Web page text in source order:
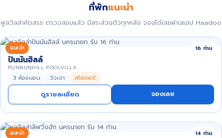
ที่พักแนะนำ
พูลวิลล่าคัดสรร ตรวจสอบแล้ว มีสระส่วนตัวทุกหลัง จองได้เลยผ่านแอป Haadoo
แนะนำ 16 ท่าน
ปันนันฮิลล์
PUNNUNHILL POOLVILLA
3 ห้องนอน วิวเขา สไลเดอร์
ดูรายละเอียด จองเลย
แนะนำ 14 ท่าน